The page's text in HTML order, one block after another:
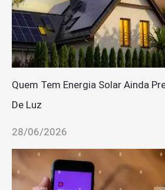
Quem Tem Energia Solar Ainda
De Luz
28/06/2026